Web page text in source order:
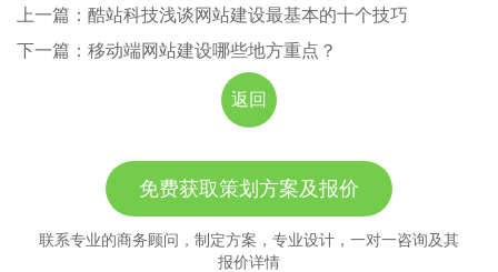
上一篇：酷站科技浅谈网站建设最基本的十个技巧
下一篇：移动端网站建设哪些地方重点？
返回
免费获取策划方案及报价
联系专业的商务顾问，制定方案，专业设计，一对一咨询及其
报价详情